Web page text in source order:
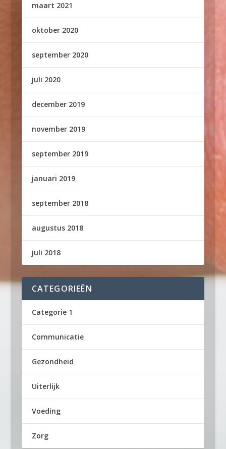
maart 2021
oktober 2020
september 2020
juli 2020
december 2019
november 2019
september 2019
januari 2019
september 2018
augustus 2018
juli 2018
CATEGORIEËN
Categorie 1
Communicatie
Gezondheid
Uiterlijk
Voeding
Zorg